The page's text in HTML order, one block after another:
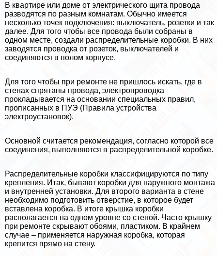
В квартире или доме от электрического щита провода
разводятся по разным комнатам. Обычно имеется
несколько точек подключения: выключатель, розетки и так
далее. Для того чтобы все провода были собраны в
одном месте, создали распределительные коробки. В них
заводятся проводка от розеток, выключателей и
соединяются в полом корпусе.
Для того чтобы при ремонте не пришлось искать, где в
стенах спрятаны провода, электропроводка
прокладывается на основании специальных правил,
прописанных в ПУЭ (Правила устройства
электроустановок).
Основной считается рекомендация, согласно которой все
соединения, выполняются в распределительной коробке.
Распределительные коробки классифицируются по типу
крепления. Итак, бывают коробки для наружного монтажа
и внутренней установки. Для второго варианта в стене
необходимо подготовить отверстие, в которое будет
вставлена коробка. В итоге крышка коробки
располагается на одном уровне со стеной. Часто крышку
при ремонте скрывают обоями, пластиком. В крайнем
случае – применяется наружная коробка, которая
крепится прямо на стену.